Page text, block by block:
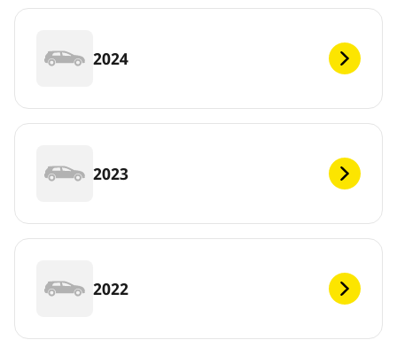
2024
2023
2022